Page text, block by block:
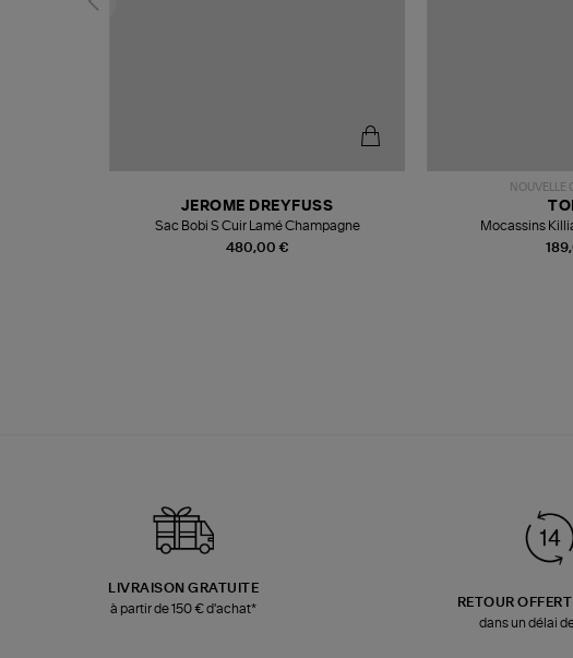
480,00 €
JEROME DREYFUSS
Sac Bobi S Cuir Lamé Champagne
NOUVELLE
Mocassins
LIVRAISON GRATUITE
à partir de 150 € d'achat*
RETOUR
dans un délai